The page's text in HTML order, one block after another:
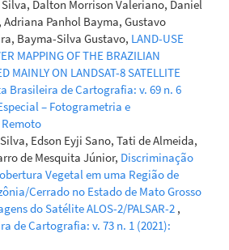
Carlos Pena, Felipe Martello,
Edson Eyji Sano, Daniel Luis
The scattered trees in
the Brazilian Cerrado.
314, 107422.
da Silva Scheer, Patricia Helena
Souza da Silva, Atamis Antônio
Dalton Morrison Valeriano, Daniel
Panhol Bayma, Gustavo
Bayma-Silva Gustavo, LAND-USE
MAPPING OF THE BRAZILIAN
MAINLY ON LANDSAT-8 SATELLITE
Brasileira de Cartografia: v. 69 n. 6
– Fotogrametria e
Edson Eyji Sano, Tati de Almeida,
de Mesquita Júnior, Discriminação
Vegetal em uma Região de
Cerrado no Estado de Mato Grosso
do Satélite ALOS-2/PALSAR-2 ,
de Cartografia: v. 73 n. 1 (2021):